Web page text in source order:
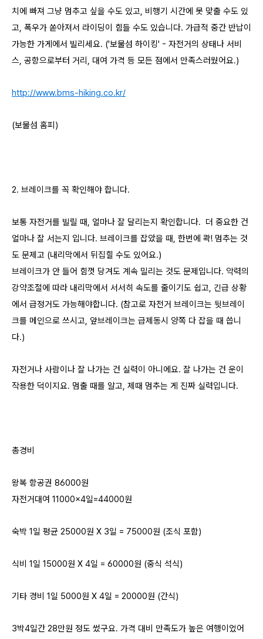
치에 빠져 그냥 멈추고 싶을 수도 있고, 비행기 시간에 못 맞출 수도 있
고, 폭우가 쏟아져서 라이딩이 힘들 수도 있습니다. 가급적 중간 반납이
가능한 가게에서 빌리세요. ('보물섬 하이킹' - 자전거의 상태나 서비
스, 공항으로부터 거리, 대여 가격 등 모든 점에서 만족스러웠어요.)
http://www.bms-hiking.co.kr/
(보물섬 홈피)
2. 브레이크를 꼭 확인해야 합니다.
보통 자전거를 빌릴 때, 얼마나 잘 달리는지 확인합니다. 더 중요한 건
얼마나 잘 서는지 입니다. 브레이크를 잡았을 때, 한번에 콱! 멈추는 것
도 문제고 (내리막에서 뒤집힐 수도 있어요.)
브레이크가 안 들어 힘껏 당겨도 계속 밀리는 것도 문제입니다. 악력의
강약조절에 따라 내리막에서 서서히 속도를 줄이기도 쉽고, 긴급 상황
에서 급정거도 가능해야합니다. (참고로 자전거 브레이크는 뒷브레이
크를 메인으로 쓰시고, 앞브레이크는 급제동시 양쪽 다 잡을 때 씁니
다.)
자전거나 사람이나 잘 나가는 건 실력이 아니에요. 잘 나가는 건 운이
작용한 덕이지요. 멈출 때를 알고, 제때 멈추는 게 진짜 실력입니다.
총경비
왕복 항공권 86000원
자전거대여 11000×4일=44000원
숙박 1일 평균 25000원 X 3일 = 75000원 (조식 포함)
식비 1일 15000원 X 4일 = 60000원 (중식 석식)
기타 경비 1일 5000원 X 4일 = 20000원 (간식)
3박4일간 28만원 정도 썼구요. 가격 대비 만족도가 높은 여행이었어